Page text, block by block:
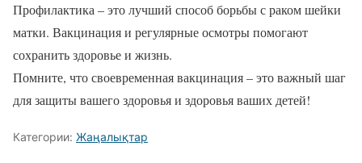
Профилактика – это лучший способ борьбы с раком шейки
матки. Вакцинация и регулярные осмотры помогают
сохранить здоровье и жизнь.
Помните, что своевременная вакцинация – это важный шаг
для защиты вашего здоровья и здоровья ваших детей!
Категории: Жаңалықтар